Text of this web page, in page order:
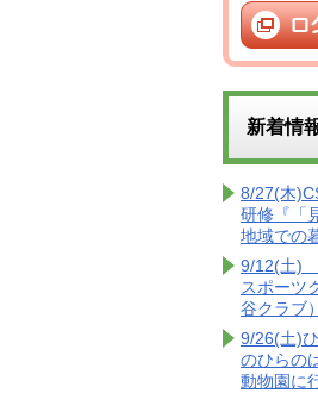
新着情
8/27(木
研修『「
地域での
9/12(土)
スポーツ
谷クラブ）
9/26(土)
のひらの
動物園に